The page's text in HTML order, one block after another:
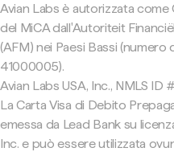
Avian Labs è autorizzata come
del MiCA dall'Autoriteit
(AFM) nei Paesi Bassi (numero
41000005).
Avian Labs USA, Inc., NMLS ID
La Carta Visa di Debito
emessa da Lead Bank su
Inc. e può essere utilizzata